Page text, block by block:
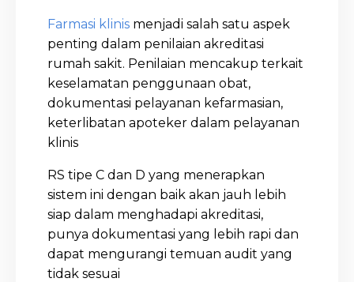
Farmasi klinis menjadi salah satu aspek
penting dalam penilaian akreditasi
rumah sakit. Penilaian mencakup terkait
keselamatan penggunaan obat,
dokumentasi pelayanan kefarmasian,
keterlibatan apoteker dalam pelayanan
klinis
RS tipe C dan D yang menerapkan
sistem ini dengan baik akan jauh lebih
siap dalam menghadapi akreditasi,
punya dokumentasi yang lebih rapi dan
dapat mengurangi temuan audit yang
tidak sesuai